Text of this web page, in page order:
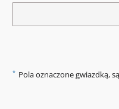
* Pola oznaczone gwiazdką,